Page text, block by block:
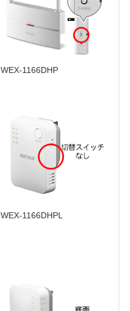
WEX-1166DHP
WEX-1166DHPL